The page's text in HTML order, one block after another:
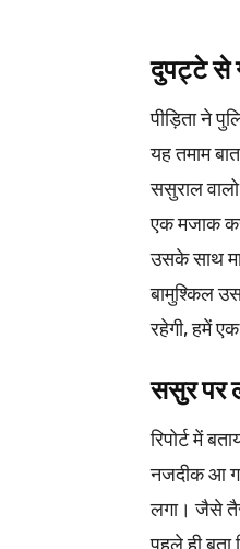
दुपट्टे से
पीड़िता ने
यह तमाम
ससुराल
एक मजाक
उसके साथ
बामुश्किल
रहेगी, हमें
ससुर पर
रिपोर्ट में
नजदीक आ
लगा। जैसे